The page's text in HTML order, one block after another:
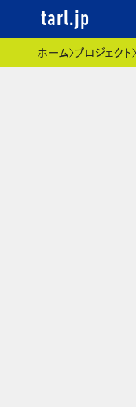
tarl.jp
現在位置ホーム プロジェクト